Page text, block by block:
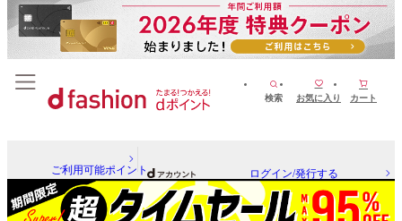
検索 お気に入り カート
ご利用可能ポイント ログイン/発行する